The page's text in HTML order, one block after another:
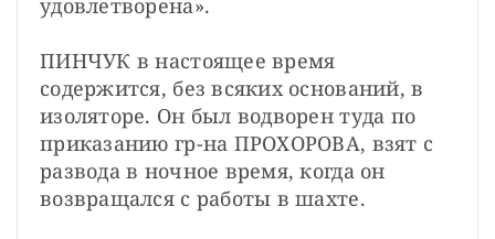
удовлетворена».
ПИНЧУК в настоящее время
содержится, без всяких оснований, в
изоляторе. Он был водворен туда по
приказанию гр-на ПРОХОРОВА, взят с
развода в ночное время, когда он
возвращался с работы в шахте.